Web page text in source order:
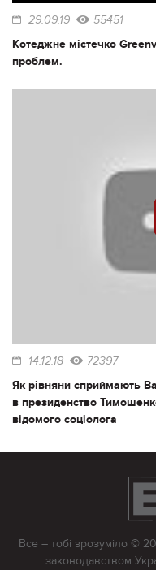
29.09.19 55451
Котеджне містечко
проблем.
14.12.18 72397
Як рівняни сприймають
в президенство
відомого соціолога
Все – тобі зрозуміло ©
законодавством